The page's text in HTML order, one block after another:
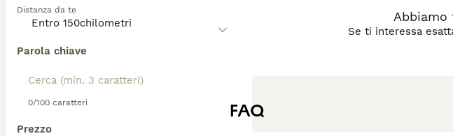
Distanza da te
Parola chiave
0/100 caratteri
Prezzo
esercizio moderato e cura regolare del
Abbiamo
Se ti interessa
FAQ